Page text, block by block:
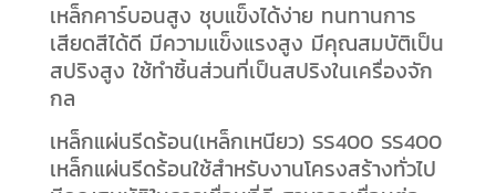
เหล็กคาร์บอนสูง ชุบแข็งได้ง่าย ทนทานการ
เสียดสีได้ดี มีความแข็งแรงสูง มีคุณสมบัติเป็น
สปริงสูง ใช้ทำชิ้นส่วนที่เป็นสปริงในเครื่องจัก
กล
เหล็กแผ่นรีดร้อน(เหล็กเหนียว) SS400 SS400
เหล็กแผ่นรีดร้อนใช้สำหรับงานโครงสร้างทั่วไป